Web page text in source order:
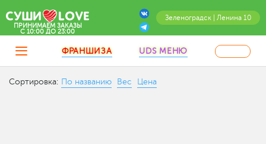
Зеленоградск | Ленина 10
ПРИНИМАЕМ ЗАКАЗЫ
C 10:00 ДО 23:00
ФРАНШИЗА UDS МЕНЮ
Сортировка: По названию Вес Цена